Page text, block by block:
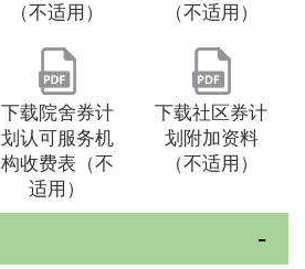
（不适用）
（不适用）
下载院舍券计
划认可服务机
构收费表（不
适用）
下载社区券计
划附加资料
（不适用）